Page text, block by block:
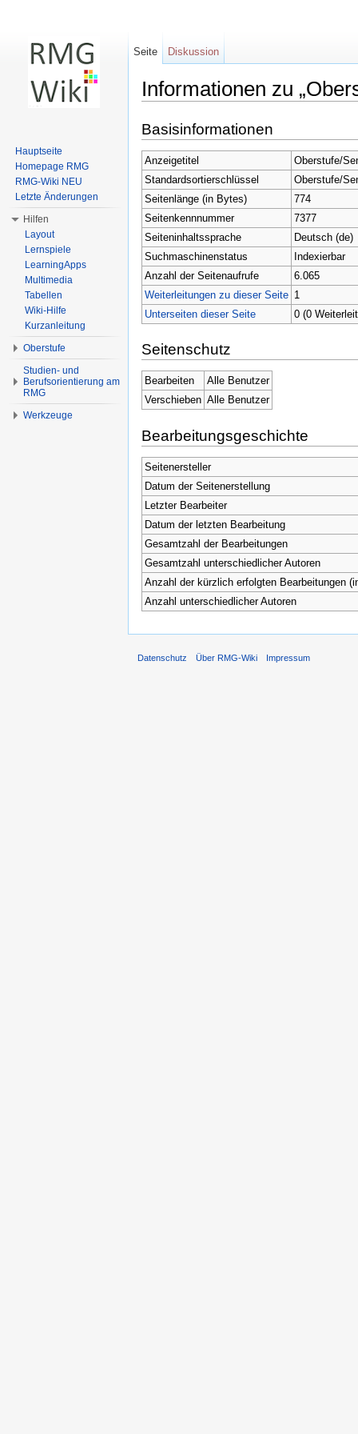
Informationen zu
Basisinformationen
Anzeigetitel
Oberstufe/
Standardsortierschlüssel
Oberstufe/
Seitenlänge (in Bytes)
774
Seitenkennnummer
7377
Seiteninhaltssprache
Deutsch (de)
Suchmaschinenstatus
Indexierbar
Anzahl der Seitenaufrufe
6.065
Weiterleitungen zu dieser Seite 1
Unterseiten dieser Seite
0 (0
Seitenschutz
Bearbeiten
Alle Benutzer
Verschieben Alle Benutzer
Bearbeitungsgeschichte
Seitenersteller
Datum der Seitenerstellung
Letzter Bearbeiter
Datum der letzten Bearbeitung
Gesamtzahl der Bearbeitungen
Gesamtzahl unterschiedlicher Autoren
Anzahl der kürzlich erfolgten Bearbeitungen
Anzahl unterschiedlicher Autoren
Seite Diskussion
Hauptseite
Homepage RMG
RMG-Wiki NEU
Letzte Änderungen
Hilfen
Layout
Lernspiele
LearningApps
Multimedia
Tabellen
Wiki-Hilfe
Kurzanleitung
Oberstufe
Studien- und
Berufsorientierung am
RMG
Werkzeuge
Datenschutz Über RMG-Wiki Impressum